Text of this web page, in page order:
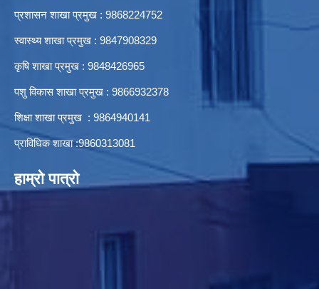
प्रशासन शाखा प्रमुख : 9868224752
स्वास्थ्य शाखा प्रमुख : 9847908329
कृषि शाखा प्रमुख : 9848426965
पशु विकास शाखा प्रमुख : 9866932378
शिक्षा शाखा प्रमुख : 9864940141
प्राविधिक शाखा :9860313081
हाम्रो पात्रो